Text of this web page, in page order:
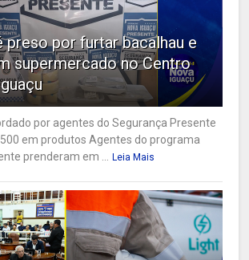
preso por furtar bacalhau e
supermercado no Centro
por agentes do Segurança Presente
em produtos Agentes do programa
prenderam em ... Leia Mais